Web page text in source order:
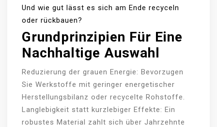
Und wie gut lässt es sich am Ende recyceln
oder rückbauen?
Grundprinzipien Für Eine
Nachhaltige Auswahl
Reduzierung der grauen Energie: Bevorzugen
Sie Werkstoffe mit geringer energetischer
Herstellungsbilanz oder recycelte Rohstoffe.
Langlebigkeit statt kurzlebiger Effekte: Ein
robustes Material zahlt sich über Jahrzehnte